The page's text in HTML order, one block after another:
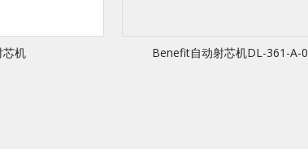
芯机 Benefit自动射芯机DL-361-A-